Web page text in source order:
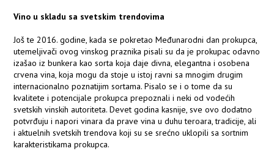
Vino u skladu sa svetskim trendovima
Još te 2016. godine, kada se pokretao Međunarodni dan prokupca,
utemeljivači ovog vinskog praznika pisali su da je prokupac odavno
izašao iz bunkera kao sorta koja daje divna, elegantna i osobena
crvena vina, koja mogu da stoje u istoj ravni sa mnogim drugim
internacionalno poznatijim sortama. Pisalo se i o tome da su
kvalitete i potencijale prokupca prepoznali i neki od vodećih
svetskih vinskih autoriteta. Devet godina kasnije, sve ovo dodatno
potvrđuju i napori vinara da prave vina u duhu teroara, tradicije, ali
i aktuelnih svetskih trendova koji su se srećno uklopili sa sortnim
karakteristikama prokupca.